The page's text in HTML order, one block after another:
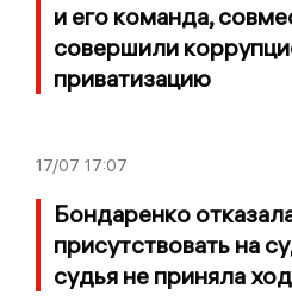
и его команда,
совершили
приватизацию
17/07 17:07
Бондаренко
присутствовать на
судья не приняла